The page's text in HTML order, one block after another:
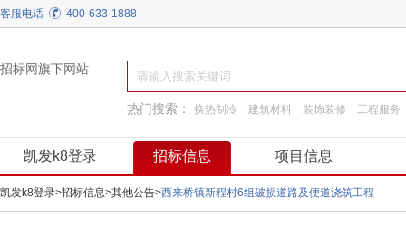
客服电话 400-633-1888
招标网旗下网站
热门搜索： 换热制冷 建筑材料 装饰装修
工程服务
凯发k8登录 招标信息 项目信息
凯发k8登录>招标信息>其他公告>西来桥镇新程村6组破损道路及便道浇筑工程